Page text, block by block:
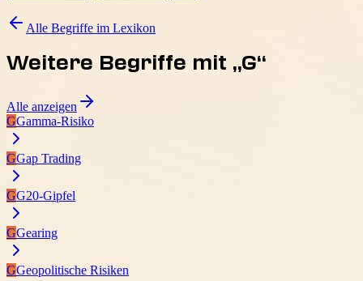
Alle Begriffe im Lexikon
Weitere Begriffe mit „G“
Alle anzeigen
GGamma-Risiko
GGap Trading
GG20-Gipfel
GGearing
GGeopolitische Risiken